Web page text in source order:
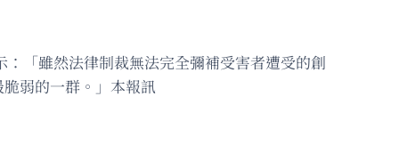
「雖然法律制裁無法完全彌補受害者遭受的創
弱的一群。」本報訊